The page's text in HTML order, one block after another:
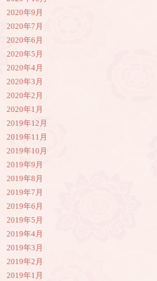
2020年9月
2020年7月
2020年6月
2020年5月
2020年4月
2020年3月
2020年2月
2020年1月
2019年12月
2019年11月
2019年10月
2019年9月
2019年8月
2019年7月
2019年6月
2019年5月
2019年4月
2019年3月
2019年2月
2019年1月